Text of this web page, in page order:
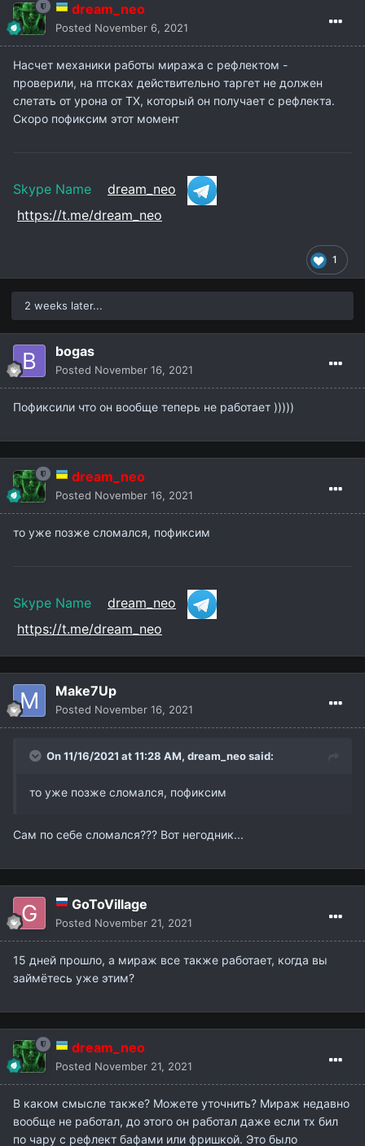
dream_neo
Posted November 6, 2021
Насчет механики работы миража с рефлектом -
проверили, на птсках действительно таргет не должен
слетать от урона от ТХ, который он получает с рефлекта.
Скоро пофиксим этот момент
1
Skype Name dream_neo
https://t.me/dream_neo
2 weeks later...
bogas
Posted November 16, 2021
Пофиксили что он вообще теперь не работает )))))
dream_neo
Posted November 16, 2021
то уже позже сломался, пофиксим
Skype Name dream_neo
https://t.me/dream_neo
Make7Up
Posted November 16, 2021
On 11/16/2021 at 11:28 AM, dream_neosaid:
то уже позже сломался, пофиксим
Сам по себе сломался??? Вот негодник...
GoToVillage
Posted November 21, 2021
15 дней прошло, а мираж все также работает, когда вы
займётесь уже этим?
dream_neo
Posted November 21, 2021
В каком смысле также? Можете уточнить? Мираж недавно
вообще не работал, до этого он работал даже если тх бил
по чару с рефлект бафами или фришкой. Это было